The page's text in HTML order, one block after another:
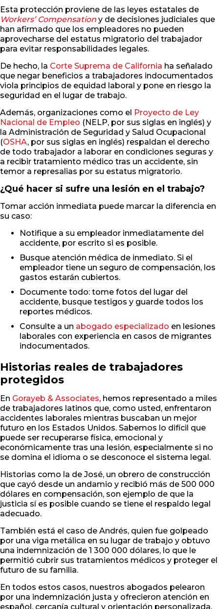
Esta protección proviene de las leyes estatales de
Workers’ Compensation y de decisiones judiciales que
han afirmado que los empleadores no pueden
aprovecharse del estatus migratorio del trabajador
para evitar responsabilidades legales.
De hecho, la Corte Suprema de California ha señalado
que negar beneficios a trabajadores indocumentados
viola principios de equidad laboral y pone en riesgo la
seguridad en el lugar de trabajo.
Además, organizaciones como el Proyecto de Ley
Nacional de Empleo (NELP, por sus siglas en inglés) y
la Administración de Seguridad y Salud Ocupacional
(OSHA, por sus siglas en inglés) respaldan el derecho
de todo trabajador a laborar en condiciones seguras y
a recibir tratamiento médico tras un accidente, sin
temor a represalias por su estatus migratorio.
¿Qué hacer si sufre una lesión en el trabajo?
Tomar acción inmediata puede marcar la diferencia en
su caso:
Notifique a su empleador inmediatamente del
accidente, por escrito si es posible.
Busque atención médica de inmediato. Si el
empleador tiene un seguro de compensación, los
gastos estarán cubiertos.
Documente todo: tome fotos del lugar del
accidente, busque testigos y guarde todos los
reportes médicos.
Consulte a un abogado especializado en lesiones
laborales con experiencia en casos de migrantes
indocumentados.
Historias reales de trabajadores
protegidos
En Gorayeb & Associates, hemos representado a miles
de trabajadores latinos que, como usted, enfrentaron
accidentes laborales mientras buscaban un mejor
futuro en los Estados Unidos. Sabemos lo difícil que
puede ser recuperarse física, emocional y
económicamente tras una lesión, especialmente si no
se domina el idioma o se desconoce el sistema legal.
Historias como la de José, un obrero de construcción
que cayó desde un andamio y recibió más de 500 000
dólares en compensación, son ejemplo de que la
justicia sí es posible cuando se tiene el respaldo legal
adecuado.
También está el caso de Andrés, quien fue golpeado
por una viga metálica en su lugar de trabajo y obtuvo
una indemnización de 1 300 000 dólares, lo que le
permitió cubrir sus tratamientos médicos y proteger el
futuro de su familia.
En todos estos casos, nuestros abogados pelearon
por una indemnización justa y ofrecieron atención en
español, cercanía cultural y orientación personalizada,